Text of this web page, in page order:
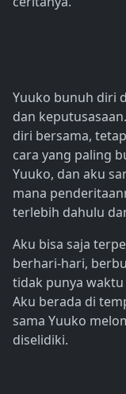
Yuuko bunuh diri
dan
diri bersama,
cara yang paling
Yuuko, dan aku
mana
terlebih dahulu
Aku bisa saja
berhari-hari,
tidak punya
Aku berada di
sama Yuuko
diselidiki.